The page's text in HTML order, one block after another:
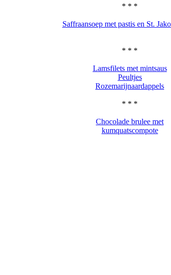
* * *
Saffraansoep met pastis en St.
* * *
Lamsfilets met mintsaus
Peultjes
Rozemarijnaardappels
* * *
Chocolade brulee met
kumquatscompote